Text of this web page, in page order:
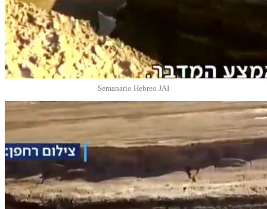
Semanario Hebreo JAI